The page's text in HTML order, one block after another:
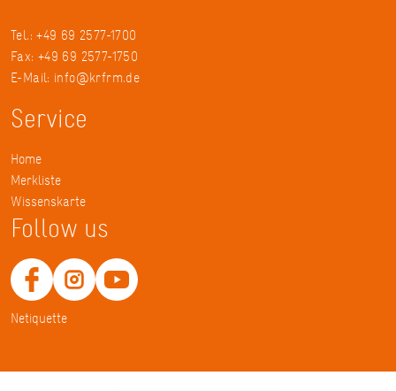
Tel.: +49 69 2577-1700
Fax: +49 69 2577-1750
E-Mail: info@krfrm.de
Service
Home
Merkliste
Wissenskarte
Follow us
Netiquette